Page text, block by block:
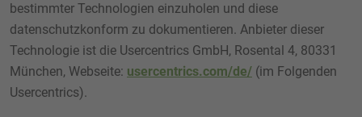
bestimmter Technologien einzuholen und diese
datenschutzkonform zu dokumentieren. Anbieter dieser
Technologie ist die Usercentrics GmbH, Rosental 4, 80331
München, Webseite: usercentrics.com/de/ (im Folgenden
Usercentrics).